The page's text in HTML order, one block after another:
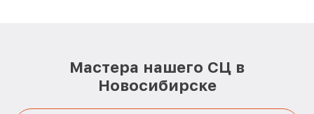
Мастера нашего СЦ в
Новосибирске